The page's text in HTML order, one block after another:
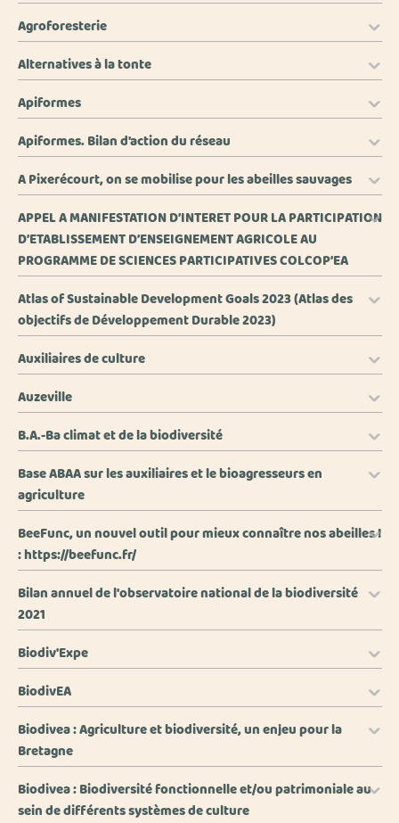
Agroforesterie
Alternatives à la tonte
Apiformes
Apiformes. Bilan d'action du réseau
A Pixerécourt, on se mobilise pour les abeilles sauvages
APPEL A MANIFESTATION D’INTERET POUR LA PARTICIPATION
D’ETABLISSEMENT D’ENSEIGNEMENT AGRICOLE AU
PROGRAMME DE SCIENCES PARTICIPATIVES COLCOP’EA
Atlas of Sustainable Development Goals 2023 (Atlas des
objectifs de Développement Durable 2023)
Auxiliaires de culture
Auzeville
B.A.-Ba climat et de la biodiversité
Base ABAA sur les auxiliaires et le bioagresseurs en
agriculture
BeeFunc, un nouvel outil pour mieux connaître nos abeilles !
: https://beefunc.fr/
Bilan annuel de l'observatoire national de la biodiversité
2021
Biodiv'Expe
BiodivEA
Biodivea : Agriculture et biodiversité, un enjeu pour la
Bretagne
Biodivea : Biodiversité fonctionnelle et/ou patrimoniale au
sein de différents systèmes de culture